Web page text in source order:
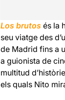
Los brutos és la
seu viatge des
de Madrid fins a
a guionista de
multitud
els quals Nito